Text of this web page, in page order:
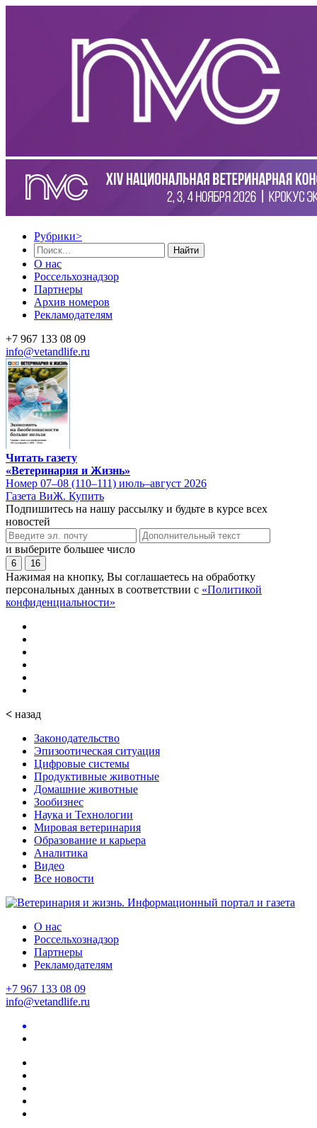
Рубрики>
Найти
О нас
Россельхознадзор
Партнеры
Архив номеров
Рекламодателям
+7 967 133 08 09
info@vetandlife.ru
Читать газету
«Ветеринария и Жизнь»
Номер 07–08 (110–111) июль–август 2026
Газета ВиЖ. Купить
Подпишитесь на нашу рассылку и будьте в курсе всех
новостей
и выберите большее число
6 16
Нажимая на кнопку, Вы соглашаетесь на обработку
персональных данных в соответствии с «Политикой
конфиденциальности»
< назад
Законодательство
Эпизоотическая ситуация
Цифровые системы
Продуктивные животные
Домашние животные
Зообизнес
Наука и Технологии
Мировая ветеринария
Образование и карьера
Аналитика
Видео
Все новости
О нас
Россельхознадзор
Партнеры
Рекламодателям
+7 967 133 08 09
info@vetandlife.ru